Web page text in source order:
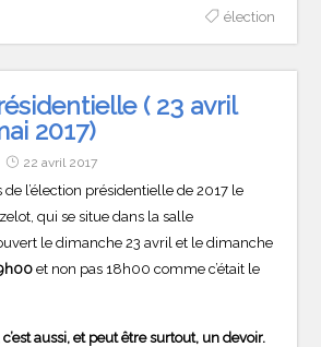
élection
( 23 avril
2017)
22 avril 2017
de l’élection présidentielle de 2017 le
qui se situe dans la salle
le dimanche 23 avril et le dimanche
et non pas 18h00 comme c’était le
aussi, et peut être surtout, un devoir.